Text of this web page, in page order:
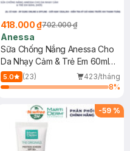
418.000 ₫702.000 ₫
Anessa
Sữa Chống Nắng Anessa Cho
Da Nhạy Cảm & Trẻ Em 60ml
(Mới)
5.0 (23)
423/tháng
8%
-59 %